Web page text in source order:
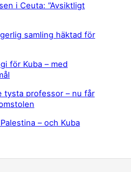
i Ceuta: ”Avsiktligt
samling häktad för
för Kuba – med
tysta professor – nu får
– och Kuba